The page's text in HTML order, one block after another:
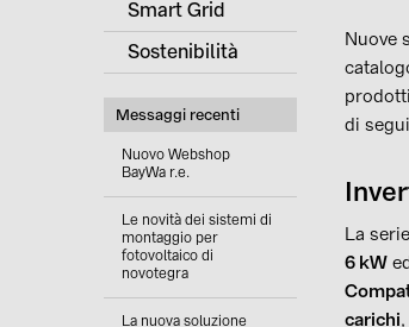
Smart Grid
Sostenibilità
Messaggi recenti
Nuovo Webshop
BayWa r.e.
Le novità dei sistemi di
montaggio per
fotovoltaico di
novotegra
La nuova soluzione
Nuove
di
La
6 kW
carichi